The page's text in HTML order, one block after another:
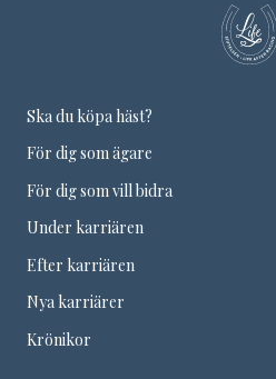
Ska du köpa häst?
För dig som ägare
För dig som vill bidra
Under karriären
Efter karriären
Nya karriärer
Krönikor